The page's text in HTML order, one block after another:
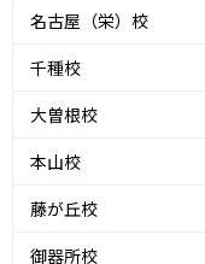
名古屋（栄）校
千種校
大曽根校
本山校
藤が丘校
御器所校